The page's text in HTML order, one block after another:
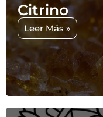
Citrino
Leer Más »